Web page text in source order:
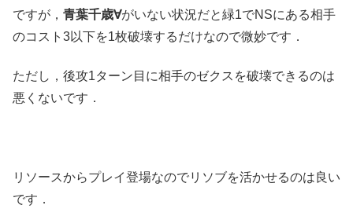
ですが， 青葉千歳∀がいない状況だと緑1でNSにある相手
のコスト3以下を1枚破壊するだけなので微妙です．
ただし，後攻1ターン目に相手のゼクスを破壊できるのは
悪くないです．
リソースからプレイ登場なのでリソブを活かせるのは良い
です．